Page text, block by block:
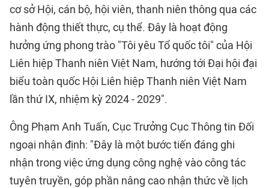
cơ sở Hội, cán bộ, hội viên, thanh niên thông qua các
hành động thiết thực, cụ thể. Đây là hoạt động
hưởng ứng phong trào "Tôi yêu Tổ quốc tôi" của Hội
Liên hiệp Thanh niên Việt Nam, hướng tới Đại hội đại
biểu toàn quốc Hội Liên hiệp Thanh niên Việt Nam
lần thứ IX, nhiệm kỳ 2024 - 2029".
Ông Phạm Anh Tuấn, Cục Trưởng Cục Thông tin Đối
ngoại nhận định: "Đây là một bước tiến đáng ghi
nhận trong việc ứng dụng công nghệ vào công tác
tuyên truyền, góp phần nâng cao nhận thức về lịch